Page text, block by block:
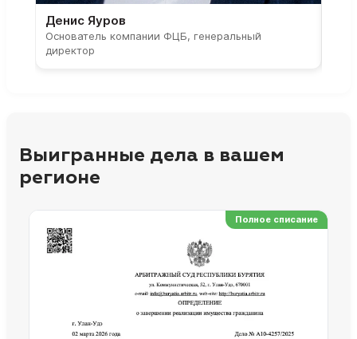
Денис Яуров
Основатель компании ФЦБ, генеральный
директор
Выигранные дела в вашем
регионе
Полное списание